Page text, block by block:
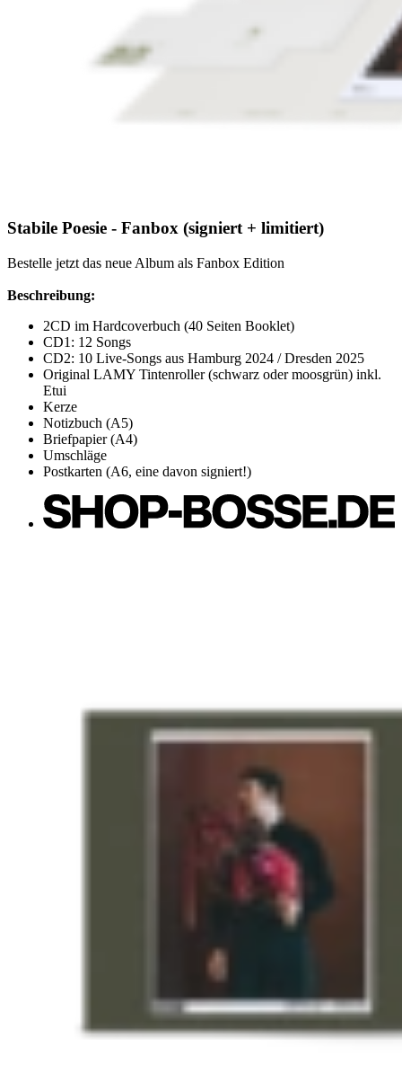
Stabile Poesie - Fanbox (signiert + limitiert)
Bestelle jetzt das neue Album als Fanbox Edition
Beschreibung:
2CD im Hardcoverbuch (40 Seiten Booklet)
CD1: 12 Songs
CD2: 10 Live-Songs aus Hamburg 2024 / Dresden 2025
Original LAMY Tintenroller (schwarz oder moosgrün) inkl.
Etui
Kerze
Notizbuch (A5)
Briefpapier (A4)
Umschläge
Postkarten (A6, eine davon signiert!)